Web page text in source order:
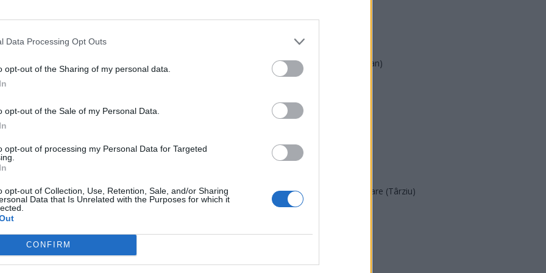
Data Processing Opt Outs
opt-out of the Sharing of my personal data.
opt-out of the Sale of my Personal Data.
opt-out of processing my Personal Data for Targeted
opt-out of Collection, Use, Retention, Sale, and/or Sharing
Data that Is Unrelated with the Purposes for which it
CONFIRM
0
descoperit că a dispărut statuia lui
Redacţia - marți, 1 februarie 2022
PMP (Tomac)
Forța Dreptei (L. Orban)
SENS
POT (Gavrilă)
Acțiunea Conservatoare (Târziu)
PDF (Lazarus)
PNCR (Terheș)